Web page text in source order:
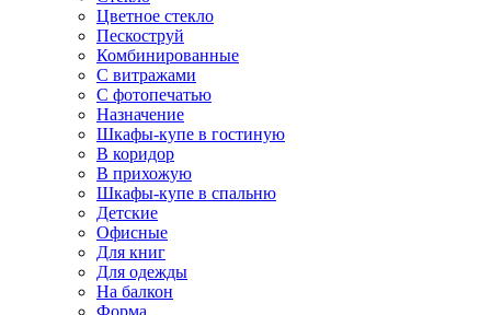
Цветное стекло
Пескоструй
Комбинированные
С витражами
С фотопечатью
Назначение
Шкафы-купе в гостиную
В коридор
В прихожую
Шкафы-купе в спальню
Детские
Офисные
Для книг
Для одежды
На балкон
Форма